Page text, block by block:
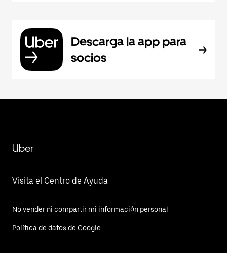
Descarga la app para
socios
Uber
Visita el Centro de Ayuda
No vender ni compartir mi información personal
Política de datos de Google